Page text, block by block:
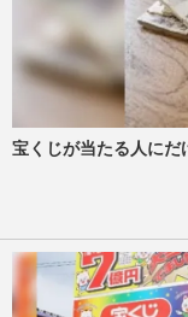
宝くじが当たる人にだ